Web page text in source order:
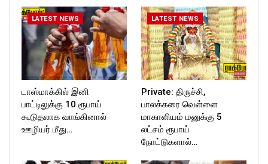
LATEST NEWS
டாஸ்மாக்கில் இனி
பாட்டிலுக்கு 10 ரூபாய்
கூடுதலாக வாங்கினால்
ஊழியர் மீது…
LATEST NEWS
Private: திருச்சி,
பாலக்கரை வெள்ளை
மாகாளியம் மனுக்கு 5
லட்சம் ரூபாய்
நோட்டுகளால்…